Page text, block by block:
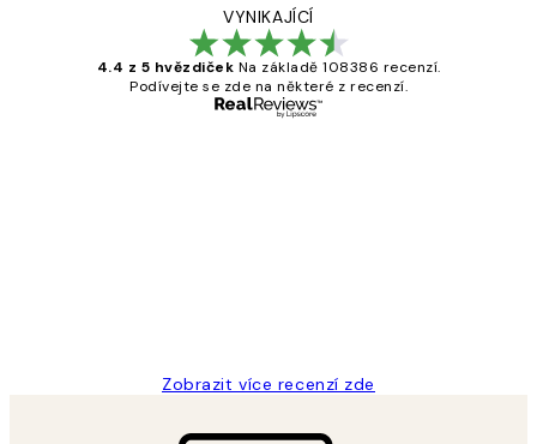
VYNIKAJÍCÍ
4.4 z 5 hvězdiček Na základě 108386 recenzí.
Podívejte se zde na některé z recenzí.
Zobrazit více recenzí zde